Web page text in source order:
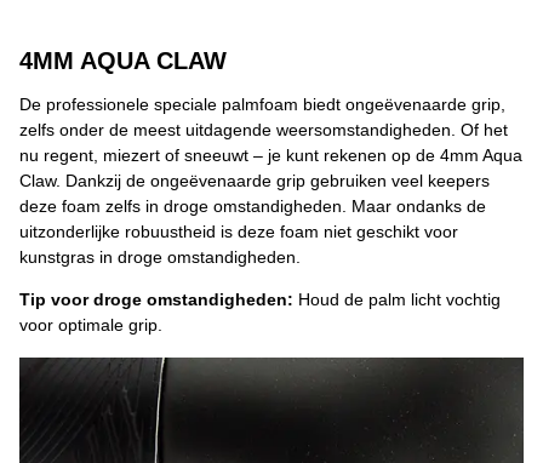
4MM AQUA CLAW
De professionele speciale palmfoam biedt ongeëvenaarde grip,
zelfs onder de meest uitdagende weersomstandigheden. Of het
nu regent, miezert of sneeuwt – je kunt rekenen op de 4mm Aqua
Claw. Dankzij de ongeëvenaarde grip gebruiken veel keepers
deze foam zelfs in droge omstandigheden. Maar ondanks de
uitzonderlijke robuustheid is deze foam niet geschikt voor
kunstgras in droge omstandigheden.
Tip voor droge omstandigheden: Houd de palm licht vochtig
voor optimale grip.